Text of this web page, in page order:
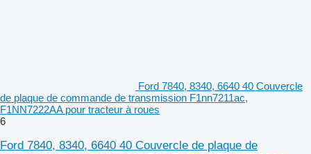
Ford 7840, 8340, 6640 40 Couvercle
de plaque de commande de transmission F1nn7211ac,
F1NN7222AA pour tracteur à roues
6
Ford 7840, 8340, 6640 40 Couvercle de plaque de